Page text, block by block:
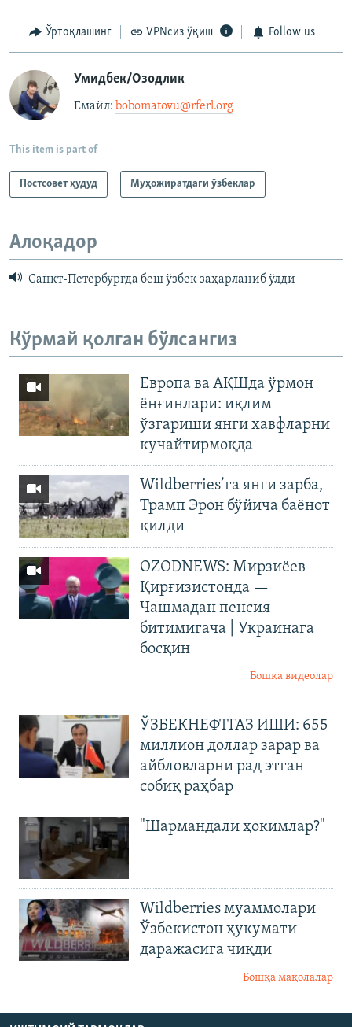
Ўртоқлашинг VPNсиз ўқиш Follow us
Умидбек/Озодлик
Емайл: ​ bobomatovu@rferl.org
This item is part of
Постсовет ҳудуд Муҳожиратдаги ўзбеклар
Алоқадор
Санкт-Петербургда беш ўзбек заҳарланиб ўлди
Кўрмай қолган бўлсангиз
Европа ва АҚШда ўрмон
ёнғинлари: иқлим
ўзгариши янги хавфларни
кучайтирмоқда
Wildberries’га янги зарба,
Трамп Эрон бўйича баёнот
қилди
OZODNEWS: Мирзиёев
Қирғизистонда —
Чашмадан пенсия
битимигача | Украинага
босқин
Бошқа видеолар
ЎЗБЕКНЕФТГАЗ ИШИ: 655
миллион доллар зарар ва
айбловларни рад этган
собиқ раҳбар
"Шармандали ҳокимлар?"
Wildberries муаммолари
Ўзбекистон ҳукумати
даражасига чиқди
Бошқа мақолалар